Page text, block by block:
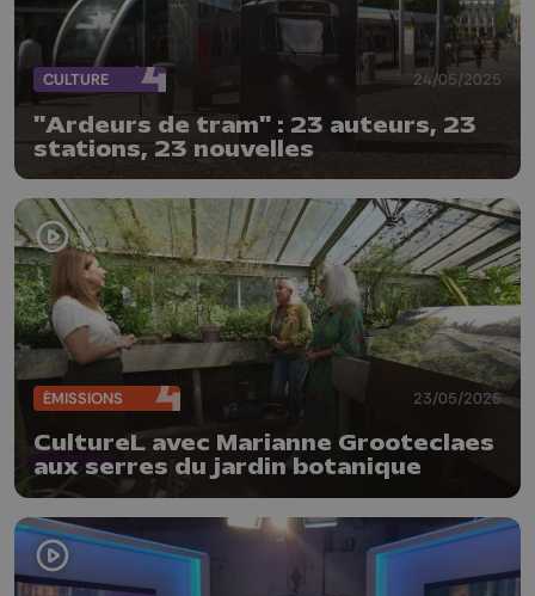
CULTURE 24/05/2025
"Ardeurs de tram" : 23 auteurs, 23
stations, 23 nouvelles
ÉMISSIONS 23/05/2025
CultureL avec Marianne Grooteclaes
aux serres du jardin botanique